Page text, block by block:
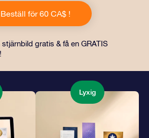
kuvert och personliga dokument
adress som du väljer, samt digitala
av våra appar. Det är ett
kära.
Beställ för 60 CA$ !
stjärnbild gratis & få en GRATIS
Lyxig